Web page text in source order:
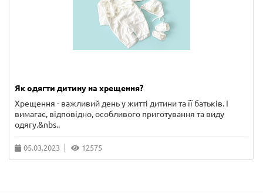
Як одягти дитину на хрещення?
Хрещення - важливий день у житті дитини та її батьків. І
вимагає, відповідно, особливого приготування та виду
одягу.&nbs..
05.03.2023 12575